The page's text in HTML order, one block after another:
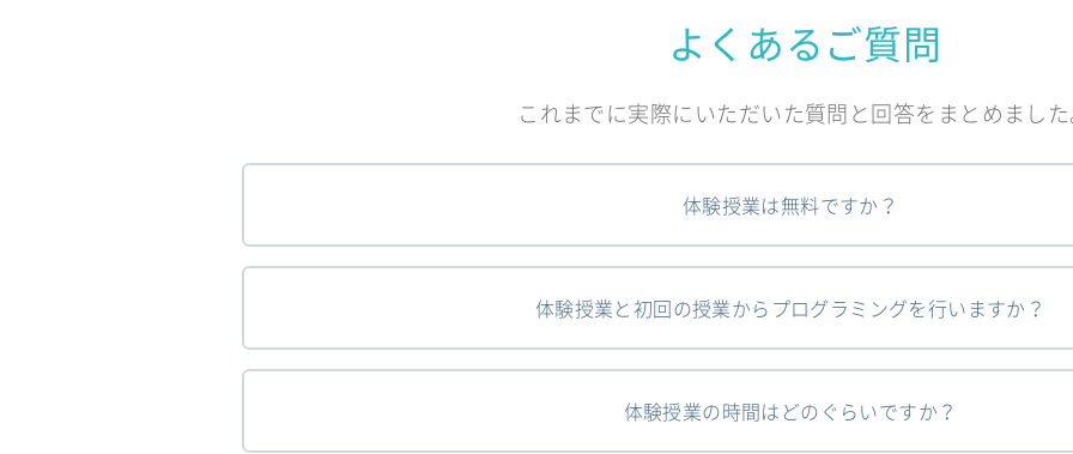
よくあるご質問
これまでに実際にいただいた質問と回答をまとめまし
体験授業は無料ですか？
体験授業と初回の授業からプログラミングを行いますか？
体験授業の時間はどのぐらいですか？